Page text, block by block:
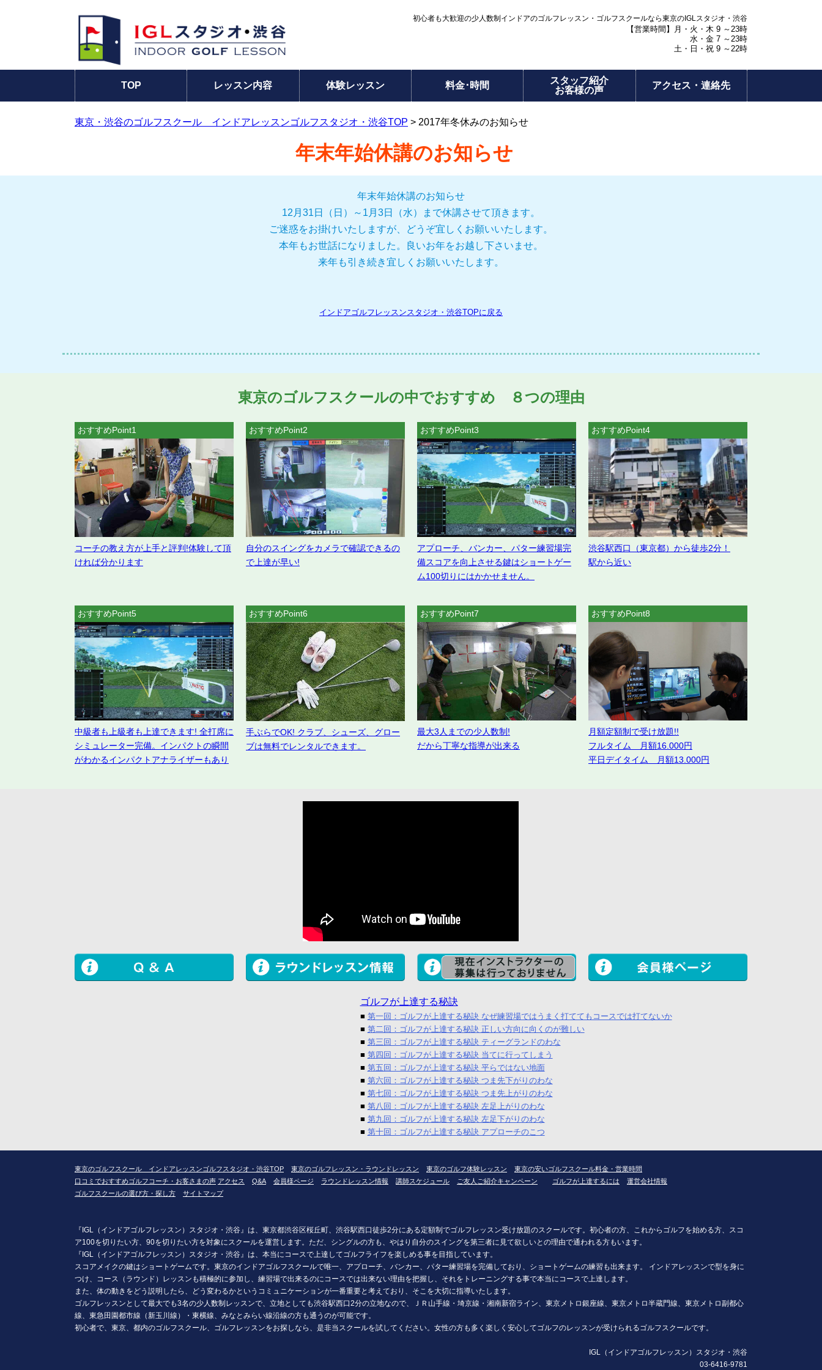
初心者も大歓迎の少人数制インドアのゴルフレッスン・ゴルフスクールなら東京のIGLスタジオ・渋谷
【営業時間】月・火・木 9 ～23時
水・金 7 ～23時
土・日・祝 9 ～22時
TOP レッスン内容 体験レッスン 料金･時間
スタッフ紹介
お客様の声
アクセス・連絡先
東京・渋谷のゴルフスクール インドアレッスンゴルフスタジオ・渋谷TOP > 2017年冬休みのお知らせ
年末年始休講のお知らせ
年末年始休講のお知らせ
12月31日（日）～1月3日（水）まで休講させて頂きます。
ご迷惑をお掛けいたしますが、どうぞ宜しくお願いいたします。
本年もお世話になりました。良いお年をお越し下さいませ。
来年も引き続き宜しくお願いいたします。
インドアゴルフレッスンスタジオ・渋谷TOPに戻る
東京のゴルフスクールの中でおすすめ ８つの理由
おすすめPoint1
コーチの教え方が上手と評判!体験して頂
ければ分かります
おすすめPoint2
自分のスイングをカメラで確認できるの
で上達が早い!
おすすめPoint3
アプローチ、バンカー、パター練習場完
備スコアを向上させる鍵はショートゲー
ム100切りにはかかせません。
おすすめPoint4
渋谷駅西口（東京都）から徒歩2分！
駅から近い
おすすめPoint5
中級者も上級者も上達できます! 全打席に
シミュレーター完備。インパクトの瞬間
がわかるインパクトアナライザーもあり
おすすめPoint6
手ぶらでOK! クラブ、シューズ、グロー
ブは無料でレンタルできます。
おすすめPoint7
最大3人までの少人数制!
だから丁寧な指導が出来る
おすすめPoint8
月額定額制で受け放題!!
フルタイム 月額16.000円
平日デイタイム 月額13.000円
ゴルフが上達する秘訣
■ 第一回：ゴルフが上達する秘訣 なぜ練習場ではうまく打ててもコースでは打てないか
■ 第二回：ゴルフが上達する秘訣 正しい方向に向くのが難しい
■ 第三回：ゴルフが上達する秘訣 ティーグランドのわな
■ 第四回：ゴルフが上達する秘訣 当てに行ってしまう
■ 第五回：ゴルフが上達する秘訣 平らではない地面
■ 第六回：ゴルフが上達する秘訣 つま先下がりのわな
■ 第七回：ゴルフが上達する秘訣 つま先上がりのわな
■ 第八回：ゴルフが上達する秘訣 左足上がりのわな
■ 第九回：ゴルフが上達する秘訣 左足下がりのわな
■ 第十回：ゴルフが上達する秘訣 アプローチのこつ
東京のゴルフスクール インドアレッスンゴルフスタジオ・渋谷TOP 東京のゴルフレッスン・ラウンドレッスン 東京のゴルフ体験レッスン
東京の安いゴルフスクール料金・営業時間
口コミでおすすめゴルフコーチ・お客さまの声 アクセス Q&A 会員様ページ ラウンドレッスン情報 講師スケジュール ご友人ご紹介キャンペーン ゴルフが上達するには
運営会社情報
ゴルフスクールの選び方・探し方
サイトマップ
『IGL（インドアゴルフレッスン）スタジオ・渋谷』は、東京都渋谷区桜丘町、渋谷駅西口徒歩2分にある定額制でゴルフレッスン受け放題のスクールです。初心者の方、これからゴルフを始める方、スコ
ア100を切りたい方、90を切りたい方を対象にスクールを運営します。ただ、シングルの方も、やはり自分のスイングを第三者に見て欲しいとの理由で通われる方もいます。
『IGL（インドアゴルフレッスン）スタジオ・渋谷』は、本当にコースで上達してゴルフライフを楽しめる事を目指しています。
スコアメイクの鍵はショートゲームです。東京のインドアゴルフスクールで唯一、アプローチ、バンカー、パター練習場を完備しており、ショートゲームの練習も出来ます。 インドアレッスンで型を身に
つけ、コース（ラウンド）レッスンも積極的に参加し、練習場で出来るのにコースでは出来ない理由を把握し、それをトレーニングする事で本当にコースで上達します。
また、体の動きをどう説明したら、どう変わるかというコミュニケーションが一番重要と考えており、そこを大切に指導いたします。
ゴルフレッスンとして最大でも3名の少人数制レッスンで、立地としても渋谷駅西口2分の立地なので、ＪＲ山手線・埼京線・湘南新宿ライン、東京メトロ銀座線、東京メトロ半蔵門線、東京メトロ副都心
線、東急田園都市線（新玉川線）・東横線、みなとみらい線沿線の方も通うのが可能です。
初心者で、東京、都内のゴルフスクール、ゴルフレッスンをお探しなら、是非当スクールを試してください。女性の方も多く楽しく安心してゴルフのレッスンが受けられるゴルフスクールです。
IGL（インドアゴルフレッスン）スタジオ・渋谷
03-6416-9781